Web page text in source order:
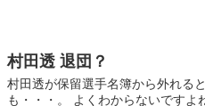
村田透 退団？
村田透が保留選手名簿から外れる
も・・・。 よくわからないですよ